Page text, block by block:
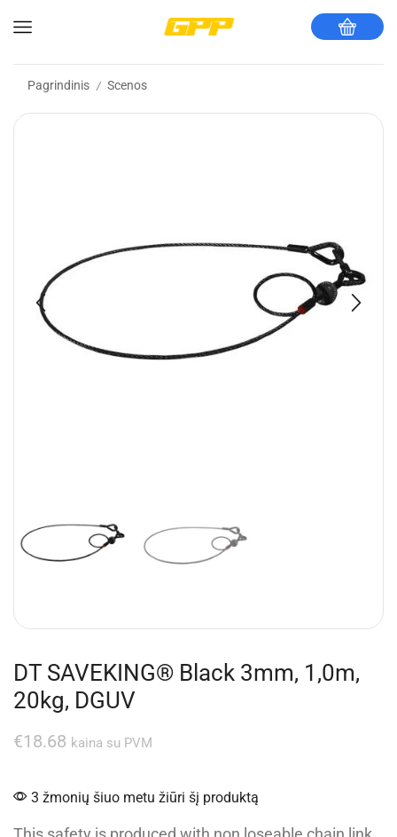
Pagrindinis / Scenos
DT SAVEKING® Black 3mm, 1,0m,
20kg, DGUV
€18.68 kaina su PVM
3 žmonių šiuo metu žiūri šį produktą